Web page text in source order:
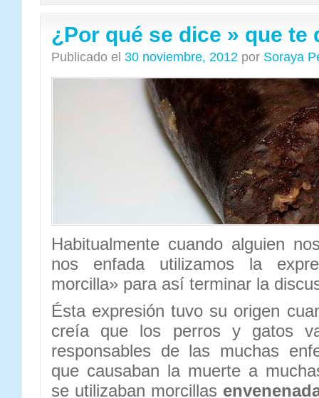
¿Por qué se dice » que te
Publicado el 30 noviembre, 2012 por Soraya
Habitualmente cuando alguien
nos enfada utilizamos la
morcilla» para así terminar la
Ésta expresión tuvo su origen
creía que los perros y gatos
responsables de las muchas
que causaban la muerte a
se utilizaban morcillas